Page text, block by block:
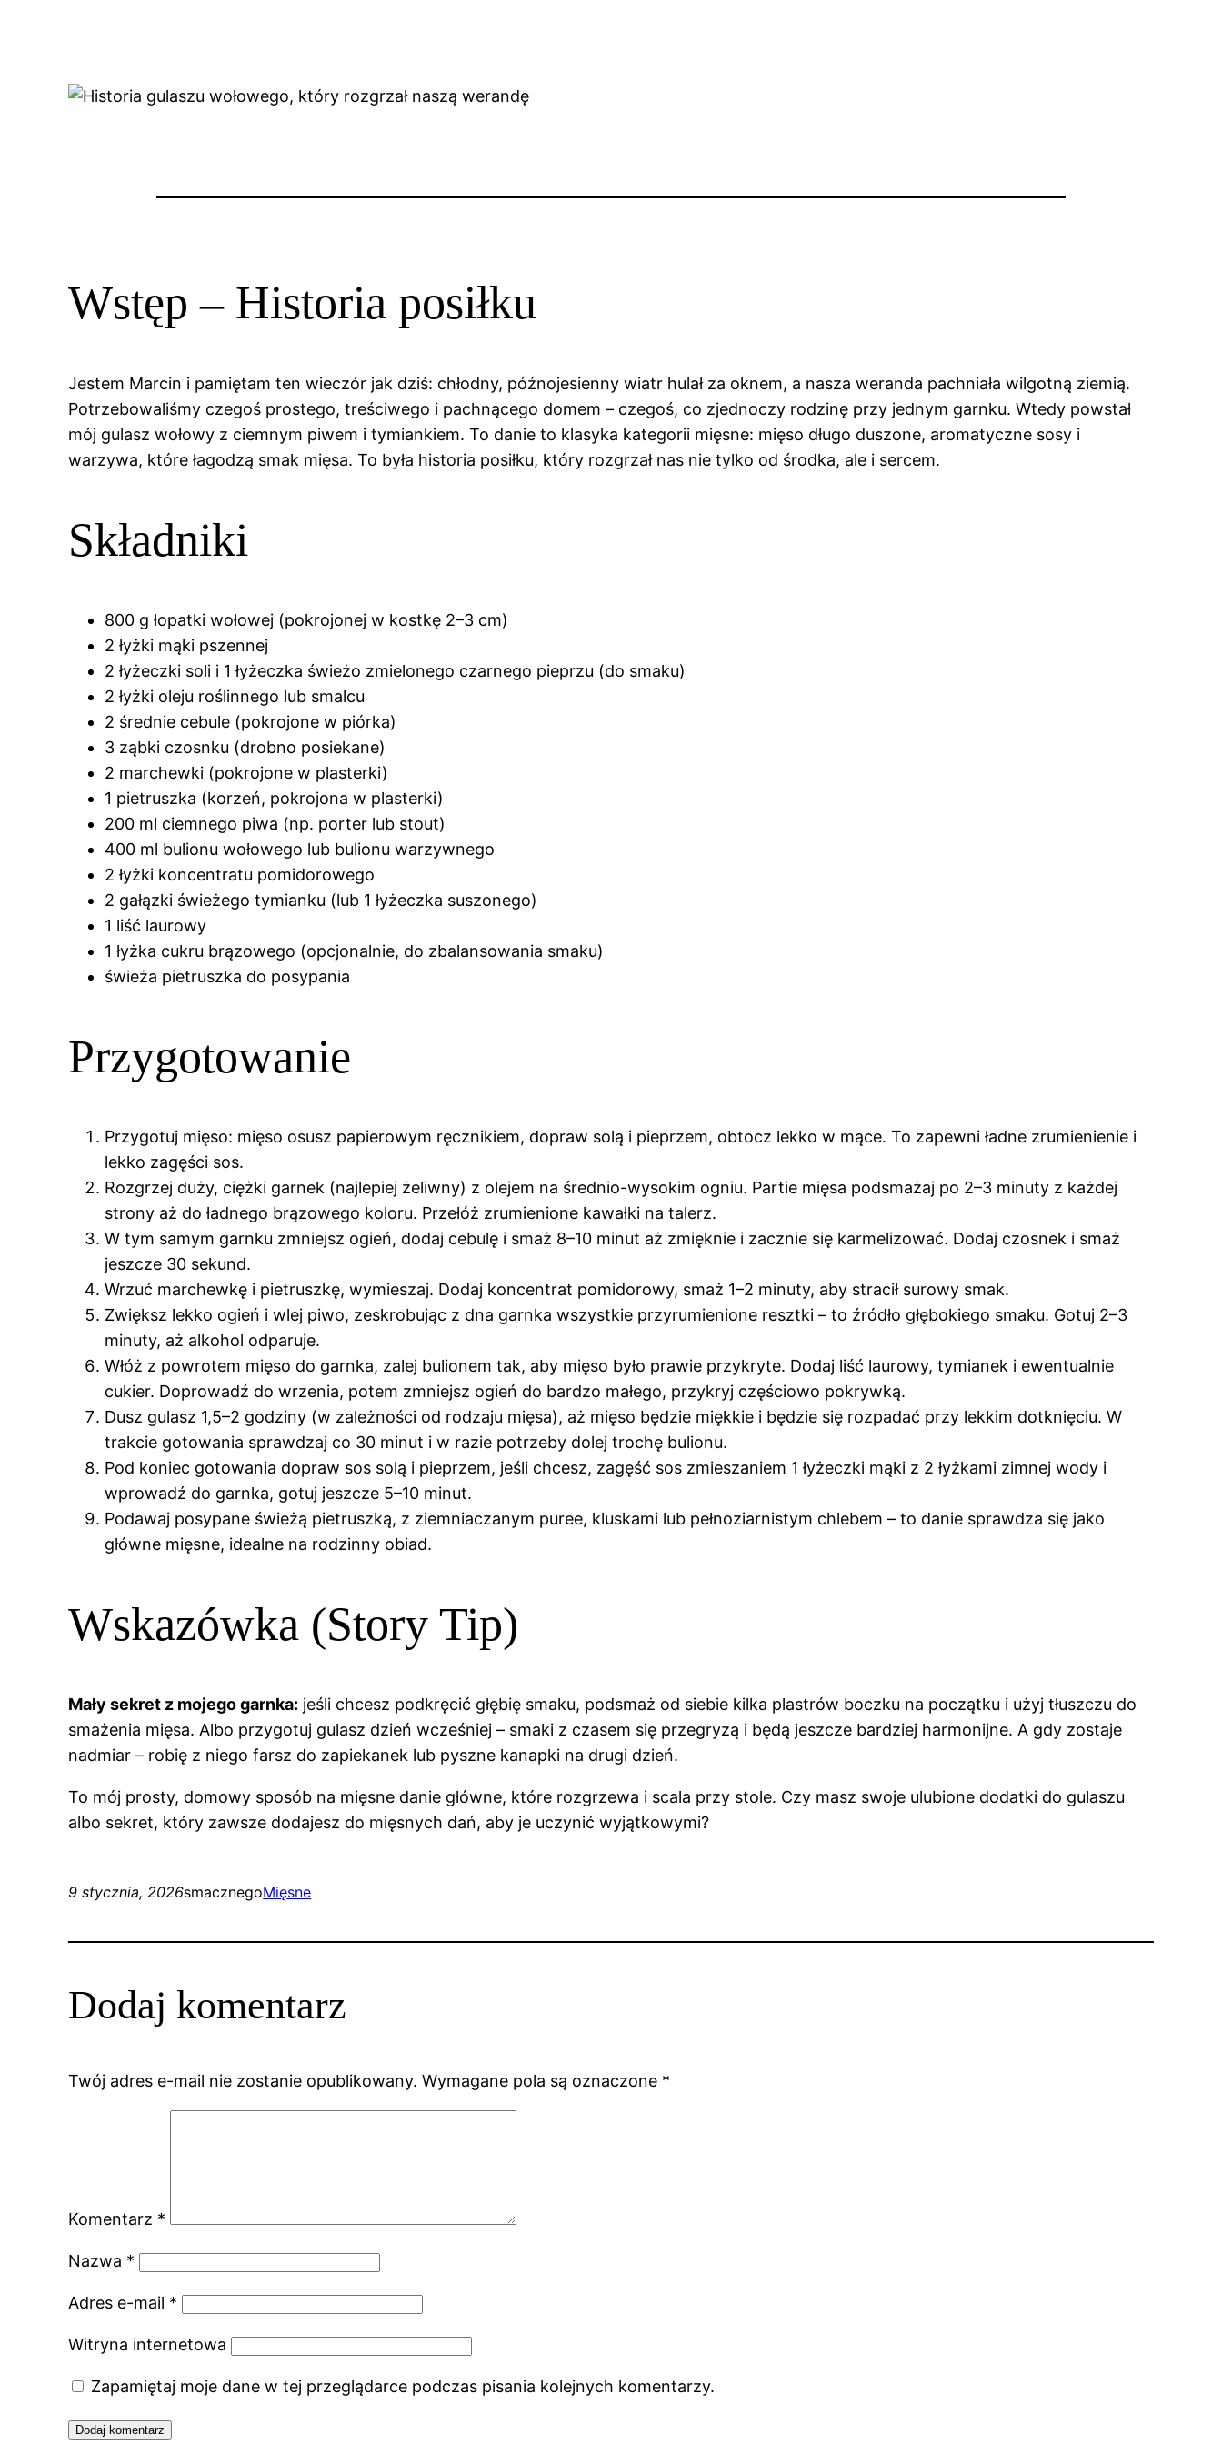
Wstęp – Historia posiłku
Jestem Marcin i pamiętam ten wieczór jak dziś: chłodny, późnojesienny wiatr hulał za oknem, a nasza weranda pachniała wilgotną ziemią.
Potrzebowaliśmy czegoś prostego, treściwego i pachnącego domem – czegoś, co zjednoczy rodzinę przy jednym garnku. Wtedy powstał
mój gulasz wołowy z ciemnym piwem i tymiankiem. To danie to klasyka kategorii mięsne: mięso długo duszone, aromatyczne sosy i
warzywa, które łagodzą smak mięsa. To była historia posiłku, który rozgrzał nas nie tylko od środka, ale i sercem.
Składniki
800 g łopatki wołowej (pokrojonej w kostkę 2–3 cm)
2 łyżki mąki pszennej
2 łyżeczki soli i 1 łyżeczka świeżo zmielonego czarnego pieprzu (do smaku)
2 łyżki oleju roślinnego lub smalcu
2 średnie cebule (pokrojone w piórka)
3 ząbki czosnku (drobno posiekane)
2 marchewki (pokrojone w plasterki)
1 pietruszka (korzeń, pokrojona w plasterki)
200 ml ciemnego piwa (np. porter lub stout)
400 ml bulionu wołowego lub bulionu warzywnego
2 łyżki koncentratu pomidorowego
2 gałązki świeżego tymianku (lub 1 łyżeczka suszonego)
1 liść laurowy
1 łyżka cukru brązowego (opcjonalnie, do zbalansowania smaku)
świeża pietruszka do posypania
Przygotowanie
Przygotuj mięso: mięso osusz papierowym ręcznikiem, dopraw solą i pieprzem, obtocz lekko w mące. To zapewni ładne zrumienienie i
lekko zagęści sos.
Rozgrzej duży, ciężki garnek (najlepiej żeliwny) z olejem na średnio-wysokim ogniu. Partie mięsa podsmażaj po 2–3 minuty z każdej
strony aż do ładnego brązowego koloru. Przełóż zrumienione kawałki na talerz.
W tym samym garnku zmniejsz ogień, dodaj cebulę i smaż 8–10 minut aż zmięknie i zacznie się karmelizować. Dodaj czosnek i smaż
jeszcze 30 sekund.
Wrzuć marchewkę i pietruszkę, wymieszaj. Dodaj koncentrat pomidorowy, smaż 1–2 minuty, aby stracił surowy smak.
Zwiększ lekko ogień i wlej piwo, zeskrobując z dna garnka wszystkie przyrumienione resztki – to źródło głębokiego smaku. Gotuj 2–3
minuty, aż alkohol odparuje.
Włóż z powrotem mięso do garnka, zalej bulionem tak, aby mięso było prawie przykryte. Dodaj liść laurowy, tymianek i ewentualnie
cukier. Doprowadź do wrzenia, potem zmniejsz ogień do bardzo małego, przykryj częściowo pokrywką.
Dusz gulasz 1,5–2 godziny (w zależności od rodzaju mięsa), aż mięso będzie miękkie i będzie się rozpadać przy lekkim dotknięciu. W
trakcie gotowania sprawdzaj co 30 minut i w razie potrzeby dolej trochę bulionu.
Pod koniec gotowania dopraw sos solą i pieprzem, jeśli chcesz, zagęść sos zmieszaniem 1 łyżeczki mąki z 2 łyżkami zimnej wody i
wprowadź do garnka, gotuj jeszcze 5–10 minut.
Podawaj posypane świeżą pietruszką, z ziemniaczanym puree, kluskami lub pełnoziarnistym chlebem – to danie sprawdza się jako
główne mięsne, idealne na rodzinny obiad.
Wskazówka (Story Tip)
Mały sekret z mojego garnka: jeśli chcesz podkręcić głębię smaku, podsmaż od siebie kilka plastrów boczku na początku i użyj tłuszczu do
smażenia mięsa. Albo przygotuj gulasz dzień wcześniej – smaki z czasem się przegryzą i będą jeszcze bardziej harmonijne. A gdy zostaje
nadmiar – robię z niego farsz do zapiekanek lub pyszne kanapki na drugi dzień.
To mój prosty, domowy sposób na mięsne danie główne, które rozgrzewa i scala przy stole. Czy masz swoje ulubione dodatki do gulaszu
albo sekret, który zawsze dodajesz do mięsnych dań, aby je uczynić wyjątkowymi?
9 stycznia, 2026smacznegoMięsne
Dodaj komentarz
Twój adres e-mail nie zostanie opublikowany. Wymagane pola są oznaczone *
Komentarz *
Nazwa *
Adres e-mail *
Witryna internetowa
Zapamiętaj moje dane w tej przeglądarce podczas pisania kolejnych komentarzy.